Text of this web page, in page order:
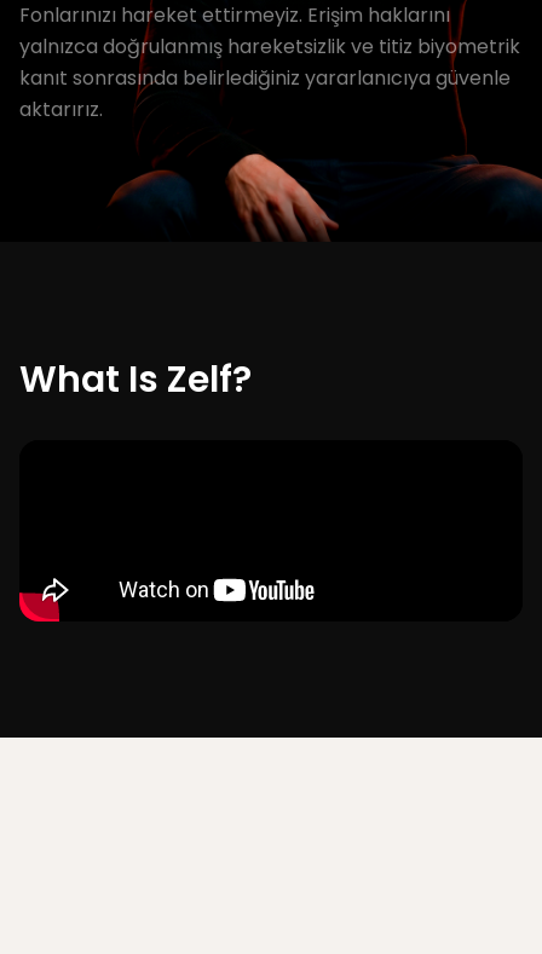
Fonlarınızı hareket ettirmeyiz. Erişim haklarını
yalnızca doğrulanmış hareketsizlik ve titiz biyometrik
kanıt sonrasında belirlediğiniz yararlanıcıya güvenle
aktarırız.
What Is Zelf?